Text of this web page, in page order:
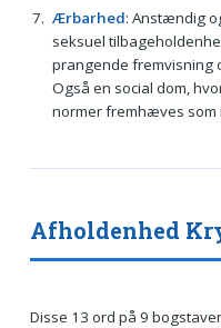
Ærbarhed: Anstændig
seksuel
prangende
Også en social dom,
normer fremhæves som
Afholdenhed
Disse 13 ord på 9